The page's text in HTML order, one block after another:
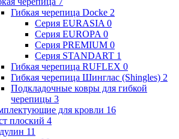
Гибкая черепица Docke 2
Серия EURASIA 0
Серия EUROPA 0
Серия PREMIUM 0
Серия STANDART 1
Гибкая черепица RUFLEX 0
Гибкая черепица Шинглас (Shingles) 2
Подкладочные ковры для гибкой
черепицы 3
для кровли 16
плоский 4
11